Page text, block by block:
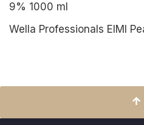
9% 1000 ml
Wella Professionals EIMI